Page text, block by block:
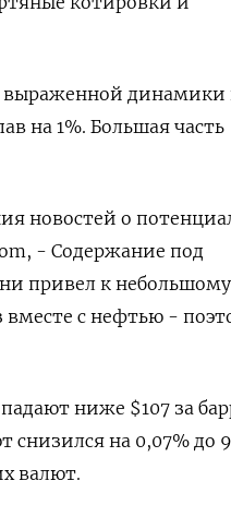
выраженной динамики
на 1%. Большая часть
новостей о
- Содержание под
привел к небольшому
с нефтью -
ниже $107 за
снизился на 0,07% до
валют.